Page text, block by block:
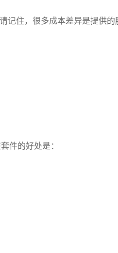
记住，很多成本差异是提供的
件的好处是：